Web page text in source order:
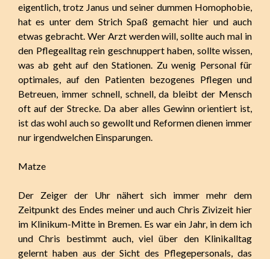
eigentlich, trotz Janus und seiner dummen Homophobie,
hat es unter dem Strich Spaß gemacht hier und auch
etwas gebracht. Wer Arzt werden will, sollte auch mal in
den Pflegealltag rein geschnuppert haben, sollte wissen,
was ab geht auf den Stationen. Zu wenig Personal für
optimales, auf den Patienten bezogenes Pflegen und
Betreuen, immer schnell, schnell, da bleibt der Mensch
oft auf der Strecke. Da aber alles Gewinn orientiert ist,
ist das wohl auch so gewollt und Reformen dienen immer
nur irgendwelchen Einsparungen.
Matze
Der Zeiger der Uhr nähert sich immer mehr dem
Zeitpunkt des Endes meiner und auch Chris Zivizeit hier
im Klinikum-Mitte in Bremen. Es war ein Jahr, in dem ich
und Chris bestimmt auch, viel über den Klinikalltag
gelernt haben aus der Sicht des Pflegepersonals, das